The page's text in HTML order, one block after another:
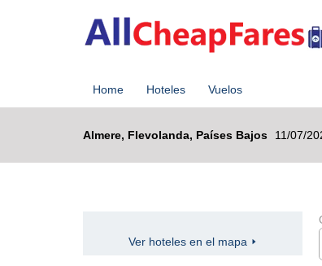
Home Hoteles Vuelos
Almere, Flevolanda, Países Bajos 11/07/
Ver hoteles en el mapa